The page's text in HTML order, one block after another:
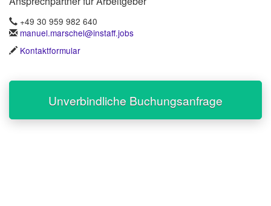
+49 30 959 982 640
manuel.marschel@instaff.jobs
Kontaktformular
Unverbindliche Buchungsanfrage